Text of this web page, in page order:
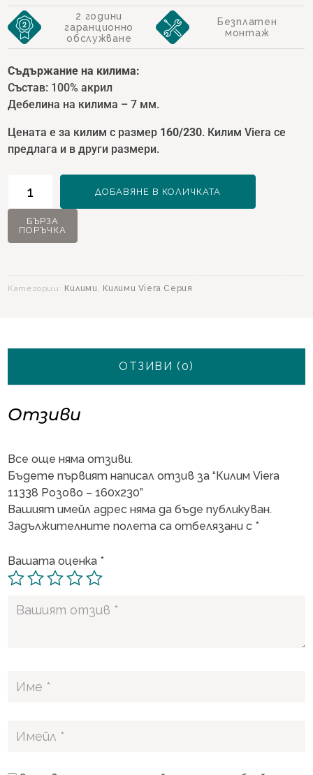
2 години
гаранционно
обслужване
Безплатен
монтаж
Съдържание на килима:
Състав: 100% акрил
Дебелина на килима – 7 мм.
Цената е за килим с размер 160/230. Килим Viera се
предлага и в други размери.
Килим
Viera
-
ДОБАВЯНЕ В КОЛИЧКАТА
БЪРЗА
ПОРЪЧКА
Категории: Килими, Килими Viera Серия
ОТЗИВИ (0)
Отзиви
Все още няма отзиви.
Бъдете първият написал отзив за “Килим Viera
11338 Розово – 160х230”
Вашият имейл адрес няма да бъде публикуван.
Задължителните полета са отбелязани с *
Вашата оценка *